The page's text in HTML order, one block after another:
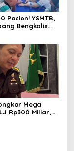
Pasien! YSMTB,
Bengkalis
Kegiatan
Kesehatan Di
Mega
Rp300 Miliar,